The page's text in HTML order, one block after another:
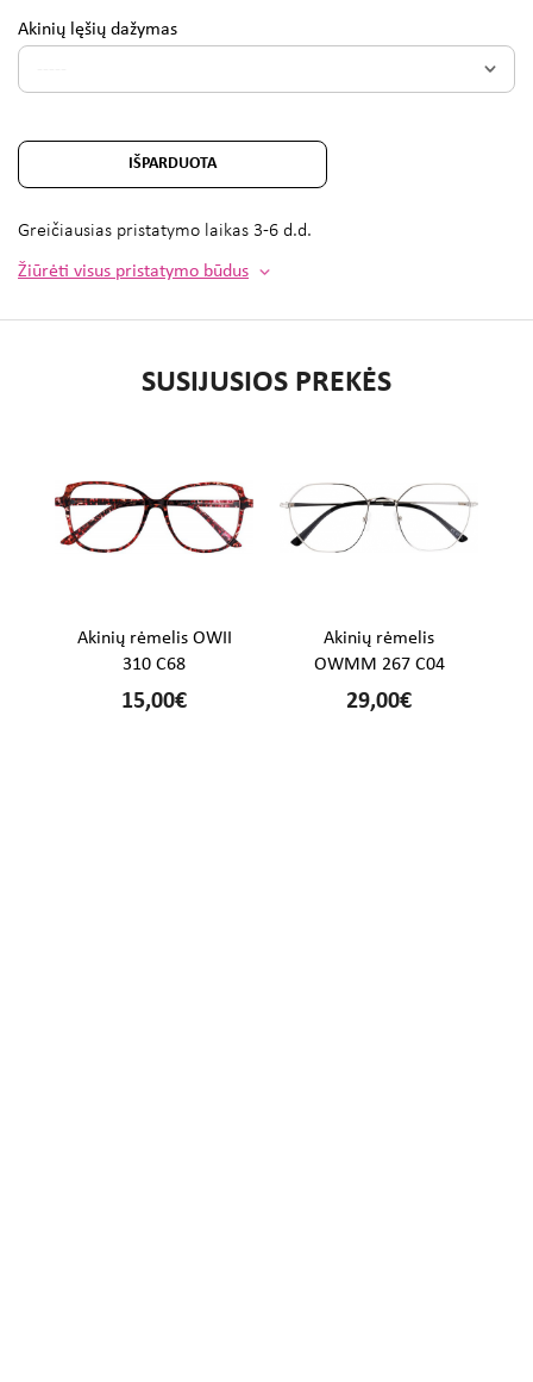
Akinių lęšių dažymas
IŠPARDUOTA
Greičiausias pristatymo laikas 3-6 d.d.
Žiūrėti visus pristatymo būdus
SUSIJUSIOS PREKĖS
Akinių rėmelis OWII
310 C68
15,00€
Akinių rėmelis
OWMM 267 C04
29,00€